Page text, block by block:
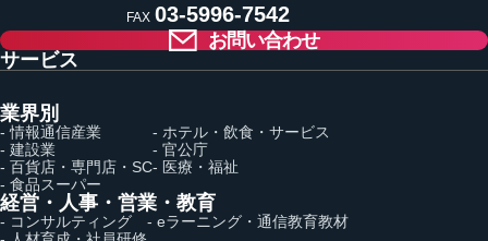
FAX 03-5996-7542
お問い合わせ
サービス
業界別
- 情報通信産業
- 建設業
- 百貨店・専門店・SC
- 食品スーパー
- ホテル・飲食・サービス
- 官公庁
- 医療・福祉
経営・人事・営業・教育
- コンサルティング
- eラーニング・通信教育教材